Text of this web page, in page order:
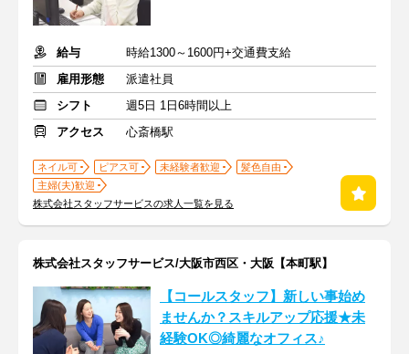
給与
時給1300～1600円+交通費支給
雇用形態
派遣社員
シフト
週5日 1日6時間以上
アクセス
心斎橋駅
ネイル可 ピアス可 未経験者歓迎
髪色自由
主婦(夫)歓迎
株式会社スタッフサービスの求人一覧を見る
株式会社スタッフサービス/大阪市西区・大阪【本町駅】
【コールスタッフ】新しい事始め
ませんか？スキルアップ応援★未
経験OK◎綺麗なオフィス♪